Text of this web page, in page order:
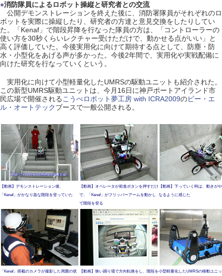
●消防隊員によるロボット操縦と研究者との交流
公開デモンストレーションを終えた後に、消防署隊員がそれぞれのロ
ボットを実際に操縦したり、研究者の方達と意見交換をしたりしてい
た。「Kenaf」で階段昇降を行なった隊員の方は、「コントローラーの
使い方を30秒くらいレクチャー受けただけで、動かせる点がいい」と
高く評価していた。今後実用化に向けて期待する点として、防塵・防
水・小型化をあげる声が多かった。今後2年間で、実用化や実戦配備に
向けた研究を行なっていくという。
実用化に向けて小型軽量化したUMRSの駆動ユニットも紹介された。
この新型UMRS駆動ユニットは、今月16日に神戸ポートアイランド市
民広場で開催される こうべロボット夢工房 with ICRA2009のビー・エ
ル・オートテックブースで一般公開される。
【動画】デモンストレーション後、
「Kenaf」がかなり急な階段を登っていた
【動画】オペレータが前進ボタンを押すだけ
で、「Kenaf」がフリッパーアームを動かし
て階段を登る
【動画】下っていく時は、動きが
なるように感じた
「Kenaf」搭載のカメラが撮影した周囲の状
【動画】狭い踊り場で方向転換をし、階段を小型軽量化したUMRSの移動ユニ